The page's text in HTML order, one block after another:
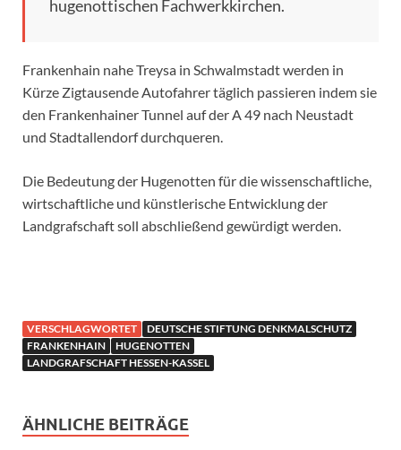
hugenottischen Fachwerkkirchen.
Frankenhain nahe Treysa in Schwalmstadt werden in
Kürze Zigtausende Autofahrer täglich passieren indem sie
den Frankenhainer Tunnel auf der A 49 nach Neustadt
und Stadtallendorf durchqueren.
Die Bedeutung der Hugenotten für die wissenschaftliche,
wirtschaftliche und künstlerische Entwicklung der
Landgrafschaft soll abschließend gewürdigt werden.
VERSCHLAGWORTET
DEUTSCHE STIFTUNG DENKMALSCHUTZ
FRANKENHAIN
HUGENOTTEN
LANDGRAFSCHAFT HESSEN-KASSEL
ÄHNLICHE BEITRÄGE